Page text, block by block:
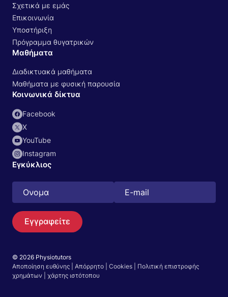
Αναζήτηση
Σχετικά με εμάς
Επικοινωνία
Υποστήριξη
Πρόγραμμα θυγατρικών
Μαθήματα
Διαδικτυακά μαθήματα
Μαθήματα με φυσική παρουσία
Κοινωνικά δίκτυα
Facebook
Χ
YouTube
Instagram
Εγκύκλιος
Εγγραφείτε
© 2026 Physiotutors
Αποποίηση ευθύνης
Απόρρητο Cookies
Πολιτική επιστροφής
χρημάτων
χάρτης ιστότοπου